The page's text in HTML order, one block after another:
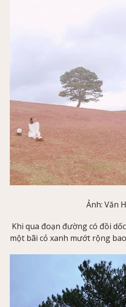
Ảnh: Văn
Khi qua đoạn đường có đồi
một bãi cỏ xanh mướt rộng